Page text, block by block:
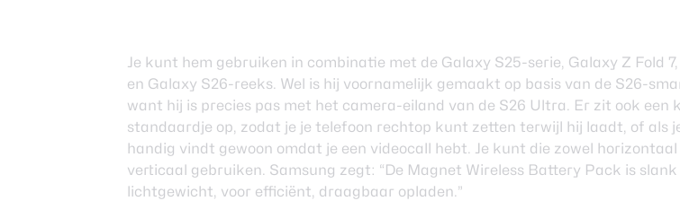
Je kunt hem gebruiken in combinatie met de Galaxy S25-serie, Galaxy Z Fold
en Galaxy S26-reeks. Wel is hij voornamelijk gemaakt op basis van de S26-
want hij is precies pas met het camera-eiland van de S26 Ultra. Er zit ook een
standaardje op, zodat je je telefoon rechtop kunt zetten terwijl hij laadt, of als
handig vindt gewoon omdat je een videocall hebt. Je kunt die zowel horizontaal
verticaal gebruiken. Samsung zegt: “De Magnet Wireless Battery Pack is slank
lichtgewicht, voor efficiënt, draagbaar opladen.”